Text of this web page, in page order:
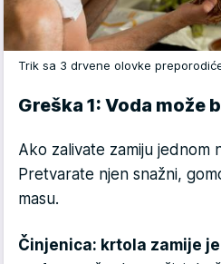
Trik sa 3 drvene olovke
Greška 1: Voda može
Ako zalivate zamiju jednom
Pretvarate njen snažni,
masu.
Činjenica: krtola zamije